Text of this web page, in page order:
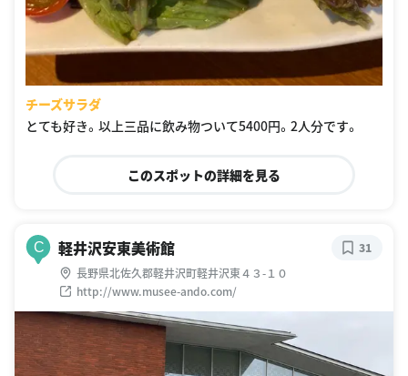
チーズサラダ
とても好き。以上三品に飲み物ついて5400円。2人分です。
このスポットの詳細を見る
C 軽井沢安東美術館
長野県北佐久郡軽井沢町軽井沢東４３-１０
http://www.musee-ando.com/
31